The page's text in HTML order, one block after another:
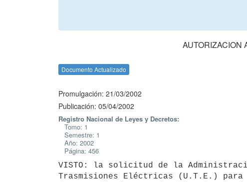
AUTORIZACION
Documento Actualizado
Promulgación: 21/03/2002
Publicación: 05/04/2002
Registro Nacional de Leyes y Decretos:
Tomo: 1
Semestre: 1
Año: 2002
Página: 456
VISTO: la solicitud de la
Trasmisiones Eléctricas (U.T.E.)